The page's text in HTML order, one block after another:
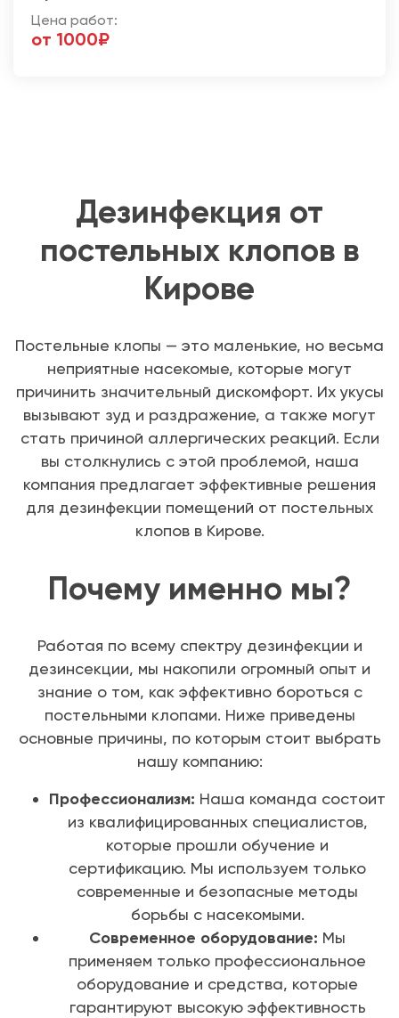
Цена работ:
от 1000₽
Дезинфекция от
постельных клопов в
Кирове
Постельные клопы — это маленькие, но весьма
неприятные насекомые, которые могут
причинить значительный дискомфорт. Их укусы
вызывают зуд и раздражение, а также могут
стать причиной аллергических реакций. Если
вы столкнулись с этой проблемой, наша
компания предлагает эффективные решения
для дезинфекции помещений от постельных
клопов в Кирове.
Почему именно мы?
Работая по всему спектру дезинфекции и
дезинсекции, мы накопили огромный опыт и
знание о том, как эффективно бороться с
постельными клопами. Ниже приведены
основные причины, по которым стоит выбрать
нашу компанию:
Профессионализм: Наша команда состоит
из квалифицированных специалистов,
которые прошли обучение и
сертификацию. Мы используем только
современные и безопасные методы
борьбы с насекомыми.
Современное оборудование: Мы
применяем только профессиональное
оборудование и средства, которые
гарантируют высокую эффективность